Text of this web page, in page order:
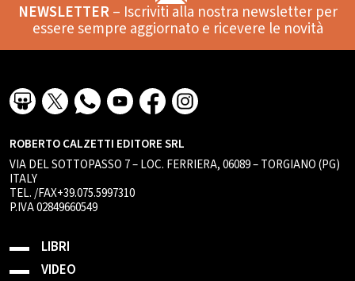
NEWSLETTER– Iscriviti alla nostra newsletter per
essere sempre aggiornato e ricevere le novità
ROBERTO CALZETTI EDITORE SRL
VIA DEL SOTTOPASSO 7 – LOC. FERRIERA, 06089 – TORGIANO (PG)
ITALY
TEL. /FAX+39.075.5997310
P.IVA 02849660549
LIBRI
VIDEO